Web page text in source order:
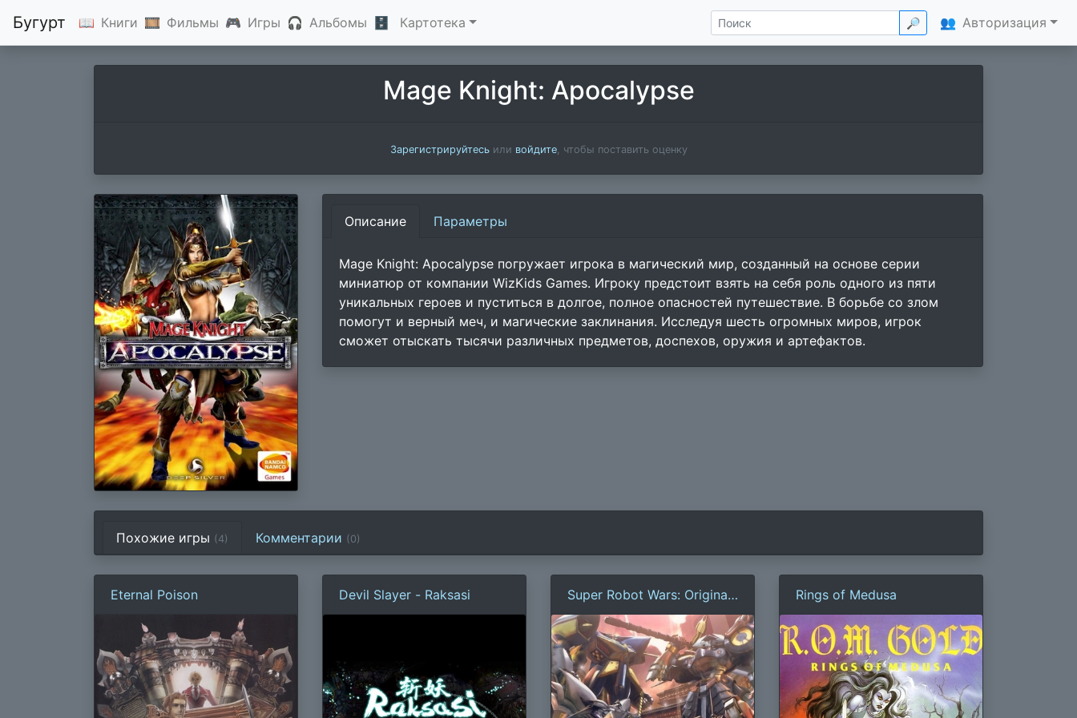
Бугурт 📖 Книги 🎞 Фильмы 🎮 Игры 🎧 Альбомы 🗄 Картотека 🔎 👥 Авторизация
Mage Knight: Apocalypse
Зарегистрируйтесьили войдите, чтобы поставить оценку
Описание Параметры
Mage Knight: Apocalypse погружает игрока в магический мир, созданный на основе серии
миниатюр от компании WizKids Games. Игроку предстоит взять на себя роль одного из пяти
уникальных героев и пуститься в долгое, полное опасностей путешествие. В борьбе со злом
помогут и верный меч, и магические заклинания. Исследуя шесть огромных миров, игрок
сможет отыскать тысячи различных предметов, доспехов, оружия и артефактов.
Похожие игры (4) Комментарии (0)
Eternal Poison Devil Slayer - Raksasi
Super Robot Wars: Original
Generations
Rings of Medusa